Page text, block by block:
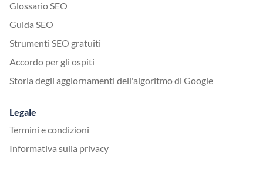
Glossario SEO
Guida SEO
Strumenti SEO gratuiti
Accordo per gli ospiti
Storia degli aggiornamenti dell'algoritmo di Google
Legale
Termini e condizioni
Informativa sulla privacy